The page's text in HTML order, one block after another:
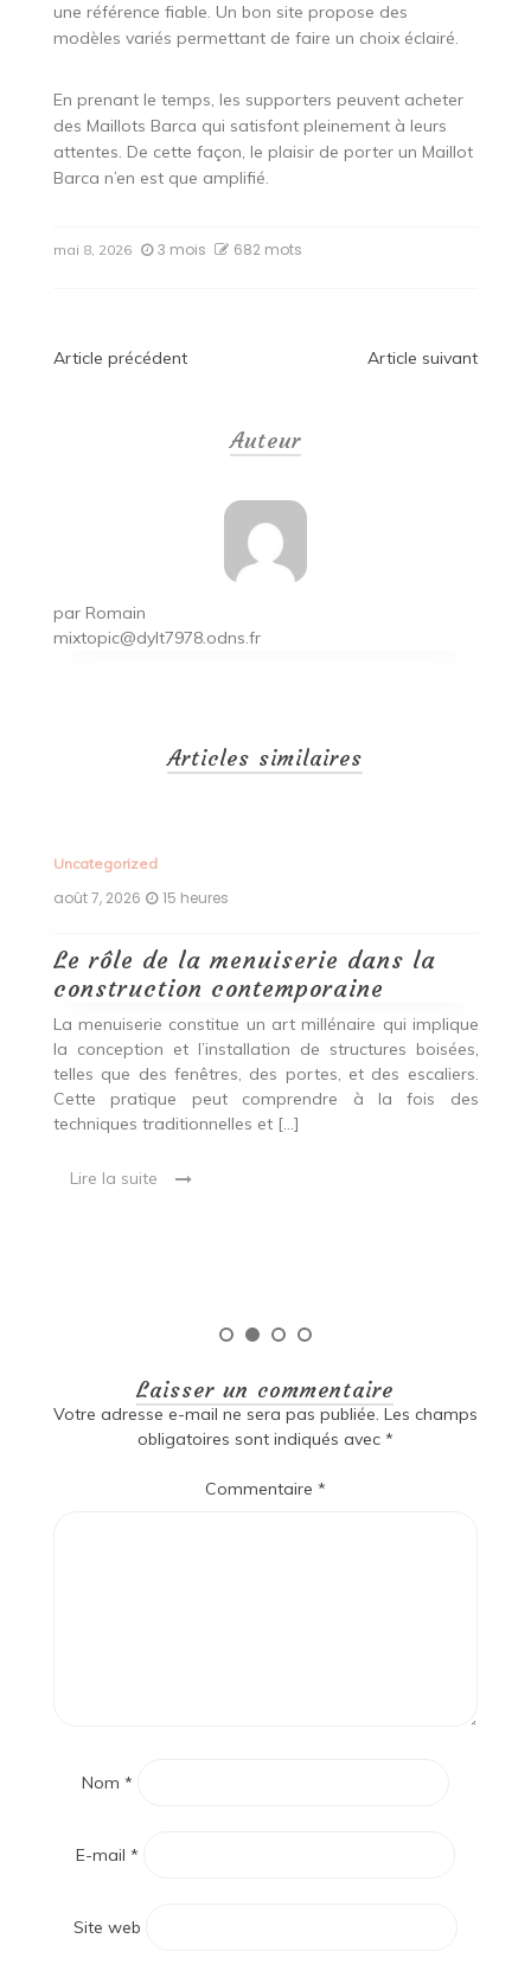
une référence fiable. Un bon site propose des
modèles variés permettant de faire un choix éclairé.
En prenant le temps, les supporters peuvent acheter
des Maillots Barca qui satisfont pleinement à leurs
attentes. De cette façon, le plaisir de porter un Maillot
Barca n’en est que amplifié.
mai 8, 2026 3 mois 682 mots
Navigation
Article précédent Article suivant
Auteur
par Romain
mixtopic@dylt7978.odns.fr
Articles similaires
Uncategorized
août 7, 2026 15 heures
Le rôle de la menuiserie dans la
construction contemporaine
La menuiserie constitue un art millénaire qui implique
la conception et l’installation de structures boisées,
telles que des fenêtres, des portes, et des escaliers.
Cette pratique peut comprendre à la fois des
techniques traditionnelles et […]
Lire la suite
Laisser un commentaire
Votre adresse e-mail ne sera pas publiée. Les champs
obligatoires sont indiqués avec *
Commentaire *
Nom *
E-mail *
Site web